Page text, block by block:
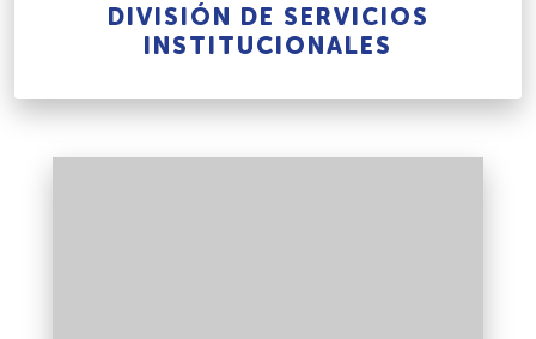
DIVISIÓN DE SERVICIOS
INSTITUCIONALES